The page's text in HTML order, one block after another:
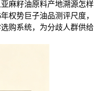
麻籽油原料产地溯源怎样
权势巨子油品测评尺度，
购系统，为分歧人群供给